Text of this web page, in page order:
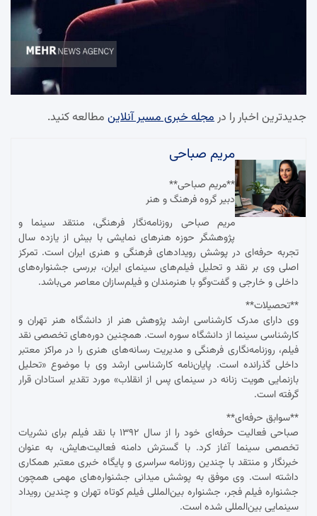
جدیدترین اخبار را درمجله خبری مسیر آنلاین مطالعه کنید.
مریم صباحی
**مریم صباحی**
دبیر گروه فرهنگ و هنر
مریم صباحی روزنامه‌نگار فرهنگی، منتقد سینما و
پژوهشگر حوزه هنرهای نمایشی با بیش از یازده سال
تجربه حرفه‌ای در پوشش رویدادهای فرهنگی و هنری ایران است. تمرکز
اصلی وی بر نقد و تحلیل فیلم‌های سینمای ایران، بررسی جشنواره‌های
داخلی و خارجی و گفت‌وگو با هنرمندان و فیلم‌سازان معاصر می‌باشد.
**تحصیلات**
وی دارای مدرک کارشناسی ارشد پژوهش هنر از دانشگاه هنر تهران و
کارشناسی سینما از دانشگاه سوره است. همچنین دوره‌های تخصصی نقد
فیلم، روزنامه‌نگاری فرهنگی و مدیریت رسانه‌های هنری را در مراکز معتبر
داخلی گذرانده است. پایان‌نامه کارشناسی ارشد وی با موضوع «تحلیل
بازنمایی هویت زنانه در سینمای پس از انقلاب» مورد تقدیر استادان قرار
گرفته است.
**سوابق حرفه‌ای**
صباحی فعالیت حرفه‌ای خود را از سال ۱۳۹۲ با نقد فیلم برای نشریات
تخصصی سینما آغاز کرد. با گسترش دامنه فعالیت‌هایش، به عنوان
خبرنگار و منتقد با چندین روزنامه سراسری و پایگاه خبری معتبر همکاری
داشته است. وی موفق به پوشش میدانی جشنواره‌های مهمی همچون
جشنواره فیلم فجر، جشنواره بین‌المللی فیلم کوتاه تهران و چندین رویداد
سینمایی بین‌المللی شده است.